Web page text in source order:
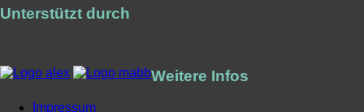
Unterstützt durch
Weitere Infos
Impressum